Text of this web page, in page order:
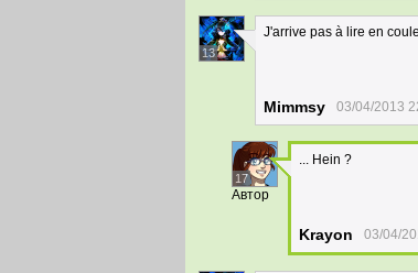
13
J'arrive pas à lire en
Mimmsy 03/04/2013
17
Автор
... Hein ?
Krayon 03/04/